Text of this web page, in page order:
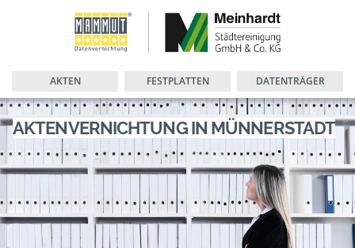
AKTEN FESTPLATTEN DATENTRÄGER
AKTENVERNICHTUNG IN MÜNNERSTADT